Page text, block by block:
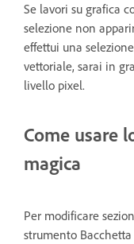
Se lavori su grafica
selezione non
effettui una
vettoriale, sarai in
livello pixel.
Come usare
magica
Per modificare
strumento